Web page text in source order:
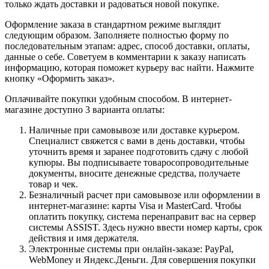
только ждать доставки и радоваться новой покупке.
Оформление заказа в стандартном режиме выглядит
следующим образом. Заполняете полностью форму по
последовательным этапам: адрес, способ доставки, оплаты,
данные о себе. Советуем в комментарии к заказу написать
информацию, которая поможет курьеру вас найти. Нажмите
кнопку «Оформить заказ».
Оплачивайте покупки удобным способом. В интернет-
магазине доступно 3 варианта оплаты:
Наличные при самовывозе или доставке курьером.
Специалист свяжется с вами в день доставки, чтобы
уточнить время и заранее подготовить сдачу с любой
купюры. Вы подписываете товаросопроводительные
документы, вносите денежные средства, получаете
товар и чек.
Безналичный расчет при самовывозе или оформлении в
интернет-магазине: карты Visa и MasterCard. Чтобы
оплатить покупку, система перенаправит вас на сервер
системы ASSIST. Здесь нужно ввести номер карты, срок
действия и имя держателя.
Электронные системы при онлайн-заказе: PayPal,
WebMoney и Яндекс.Деньги. Для совершения покупки